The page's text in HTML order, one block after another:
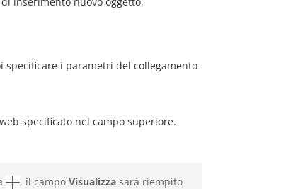
specificare i parametri del collegamento
specificato nel campo superiore.
, il campo Visualizza sarà riempito